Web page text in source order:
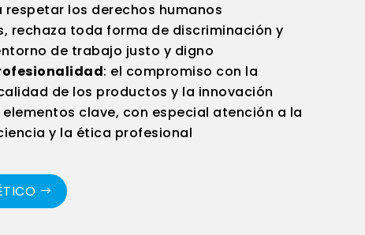
los derechos humanos
rechaza toda forma de discriminación y
de trabajo justo y digno
: el compromiso con la
de los productos y la innovación
clave, con especial atención a la
y la ética profesional